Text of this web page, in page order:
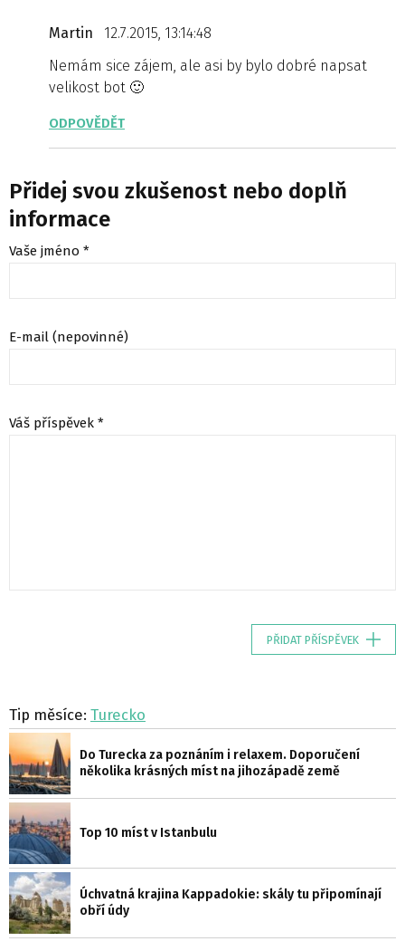
Martin
12.7.2015, 13:14:48
Nemám sice zájem, ale asi by bylo dobré napsat
velikost bot 🙂
ODPOVĚDĚT
Přidej svou zkušenost nebo doplň
informace
Vaše jméno *
E-mail (nepovinné)
Váš příspěvek *
PŘIDAT PŘÍSPĚVEK
Tip měsíce: Turecko
Do Turecka za poznáním i relaxem. Doporučení
několika krásných míst na jihozápadě země
Top 10 míst v Istanbulu
Úchvatná krajina Kappadokie: skály tu připomínají
obří údy